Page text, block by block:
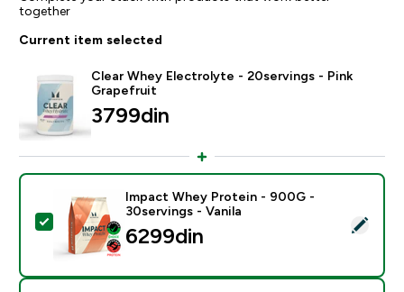
together
Current item selected
Clear Whey Electrolyte - 20servings - Pink
Grapefruit
3799din‎
Select this product - Impact Whey Protein - 900G -
Impact Whey Protein - 900G -
30servings - Vanila
6299din‎